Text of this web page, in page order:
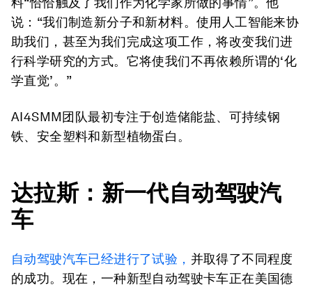
说：“我们制造新分子和新材料。使用人工智能来协
助我们，甚至为我们完成这项工作，将改变我们进
行科学研究的方式。它将使我们不再依赖所谓的‘化
学直觉’。”
AI4SMM团队最初专注于创造储能盐、可持续钢
铁、安全塑料和新型植物蛋白。
达拉斯：新一代自动驾驶汽
车
自动驾驶汽车已经进行了试验， 并取得了不同程度
的成功。现在，一种新型自动驾驶卡车正在美国德